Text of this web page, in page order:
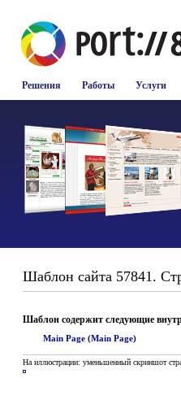
Решения Работы Услуги
Шаблон сайта 57841.
Шаблон содержит следующие
Main Page (Main Page)
На иллюстрации: уменьшенный скриншот